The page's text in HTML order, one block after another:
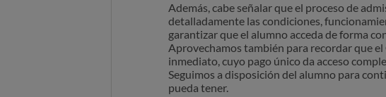
Además, cabe señalar que el proceso de
detalladamente las condiciones,
garantizar que el alumno acceda de forma
Aprovechamos también para recordar que
inmediato, cuyo pago único da acceso
Seguimos a disposición del alumno para
pueda tener.